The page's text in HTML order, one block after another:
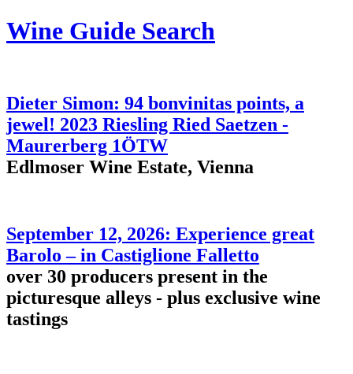
Wine Guide Search
Dieter Simon: 94 bonvinitas points, a
jewel! 2023 Riesling Ried Saetzen -
Maurerberg 1ÖTW
Edlmoser Wine Estate, Vienna
September 12, 2026: Experience great
Barolo – in Castiglione Falletto
over 30 producers present in the
picturesque alleys - plus exclusive wine
tastings